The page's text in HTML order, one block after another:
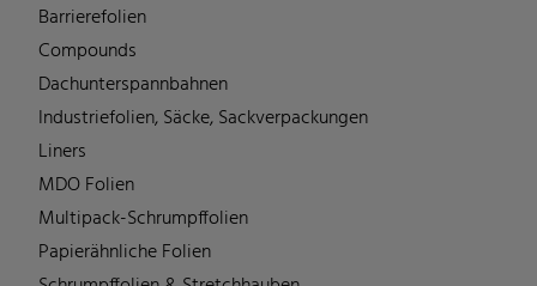
Barrierefolien
Compounds
Dachunterspannbahnen
Industriefolien, Säcke, Sackverpackungen
Liners
MDO Folien
Multipack-Schrumpffolien
Papierähnliche Folien